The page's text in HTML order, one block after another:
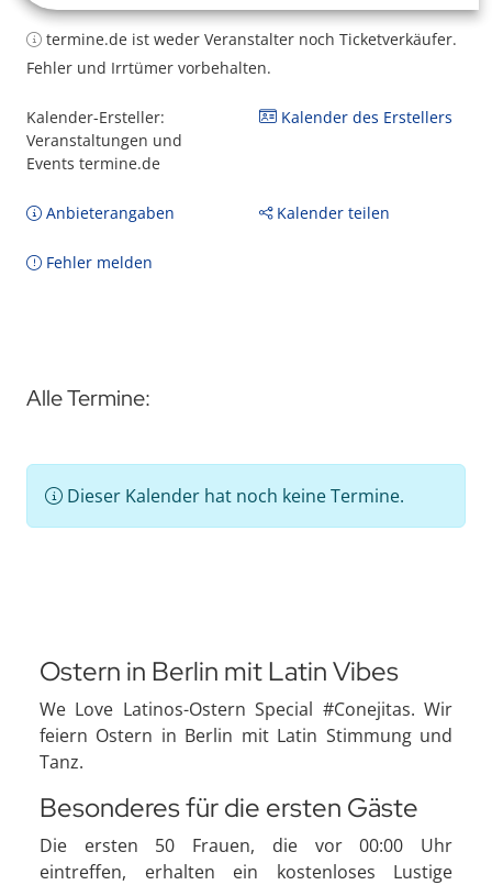
termine.de ist weder Veranstalter noch Ticketverkäufer.
Fehler und Irrtümer vorbehalten.
Kalender-Ersteller:
Veranstaltungen und
Events termine.de
Kalender des Erstellers
Anbieterangaben Kalender teilen
Fehler melden
Alle Termine:
Dieser Kalender hat noch keine Termine.
Ostern in Berlin mit Latin Vibes
We Love Latinos-Ostern Special #Conejitas. Wir
feiern Ostern in Berlin mit Latin Stimmung und
Tanz.
Besonderes für die ersten Gäste
Die ersten 50 Frauen, die vor 00:00 Uhr
eintreffen, erhalten ein kostenloses Lustige